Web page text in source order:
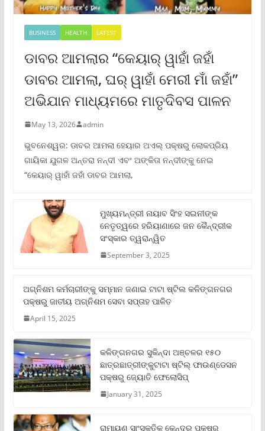
BUSINESS HEALTH LATEST
ଡାବର ଆମଲାର “କେୟାର୍ ୱାହାଁ ଜହାଁ
ଡାବର ଆମଲା, ଘର୍ ୱାହାଁ ମେରୀ ମାଁ ଜହାଁ”
ଅଭିଯାନ ମାଧ୍ୟମରେ ମାତୃଦିବସ ପାଳନ
May 13, 2026 admin
ଭୁବନେଶ୍ୱର: ଡାବର ଆମଲା ହେୟାର ଅଏଲ୍ ପକ୍ଷରୁ ଲୋକପ୍ରିୟ
ଗାୟିକା ଯୁଗଳ ଅନ୍ତରା ନନ୍ଦୀ ଏବଂ ଅଙ୍କିତା ନନ୍ଦୀଙ୍କୁ ନେଇ
“କେୟାର୍ ୱାହାଁ ଜହାଁ ଡାବର ଆମଲା,
ମୁଖ୍ୟମନ୍ତ୍ରୀ ନାୟାବ ସିଂହ ସଇନୀଙ୍କ
ନେତୃତ୍ୱରେ ହରିୟାଣାରେ ଜନ କୈନ୍ଦ୍ରୀକ
ସଂସ୍କାର ତ୍ୱରାନ୍ୱିତ
September 3, 2025
ଅଗ୍ନିଶମ କର୍ମଚାରୀଙ୍କୁ ସମ୍ମାନ ଜଣାଇ ଟାଟା ଷ୍ଟିଲ କଳିଙ୍ଗନଗର
ପକ୍ଷରୁ ଜାତୀୟ ଅଗ୍ନିଶମ ସେବା ସପ୍ତାହ ପାଳିତ
April 15, 2025
କଳିଙ୍ଗନଗର ସୁକିନ୍ଦା ଅଞ୍ଚଳର ୧୫୦
ଛାତ୍ରଛାତ୍ରୀଙ୍କୁଟାଟା ଷ୍ଟିଲ୍ ଫାଉଣ୍ଡେସନ
ପକ୍ଷରୁ ଜ୍ୟୋତି ଫେଲୋସିପ୍‌
January 31, 2025
ରାମାୟଣ ସାଂସ୍କୃତିକ କେନ୍ଦ୍ର ପକ୍ଷରୁ